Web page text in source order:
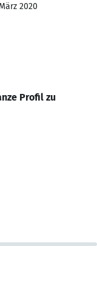
2020
Profil zu